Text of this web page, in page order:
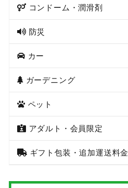
コンドーム・潤滑剤
防災
カー
ガーデニング
ペット
アダルト・会員限定
ギフト包装・追加運送料金